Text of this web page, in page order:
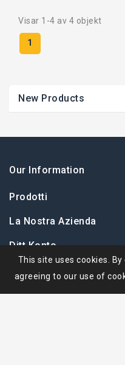
Visar 1-4 av 4 objekt
1
New Products
Our Information
Prodotti
La Nostra Azienda
Ditt Konto
This site uses cookies.
agreeing to our use of